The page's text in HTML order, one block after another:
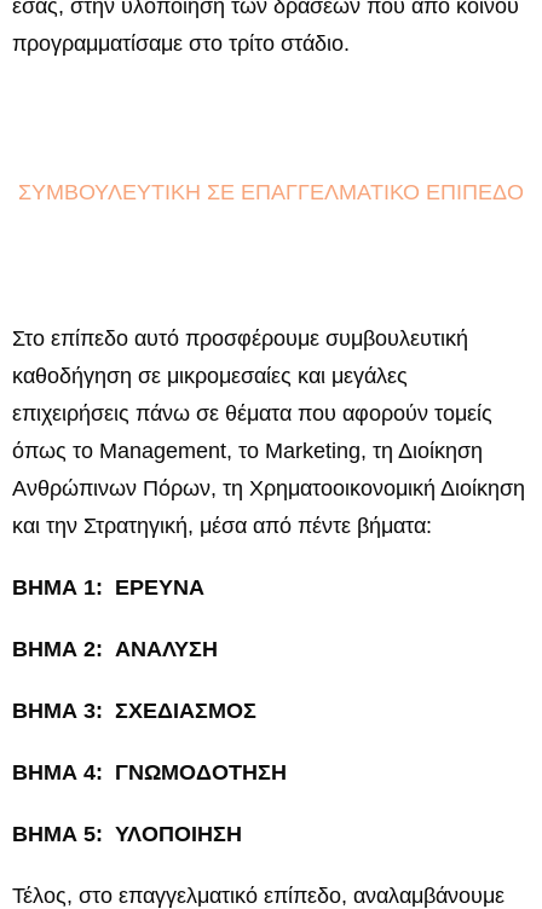
εσάς, στην υλοποίηση των δράσεων που από κοινού
προγραμματίσαμε στο τρίτο στάδιο.
ΣΥΜΒΟΥΛΕΥΤΙΚΗ ΣΕ ΕΠΑΓΓΕΛΜΑΤΙΚΟ ΕΠΙΠΕΔΟ
Στο επίπεδο αυτό προσφέρουμε συμβουλευτική
καθοδήγηση σε μικρομεσαίες και μεγάλες
επιχειρήσεις πάνω σε θέματα που αφορούν τομείς
όπως το Management, το Marketing, τη Διοίκηση
Ανθρώπινων Πόρων, τη Χρηματοοικονομική Διοίκηση
και την Στρατηγική, μέσα από πέντε βήματα:
ΒΗΜΑ 1: ΕΡΕΥΝΑ
ΒΗΜΑ 2: ΑΝΑΛΥΣΗ
ΒΗΜΑ 3: ΣΧΕΔΙΑΣΜΟΣ
ΒΗΜΑ 4: ΓΝΩΜΟΔΟΤΗΣΗ
ΒΗΜΑ 5: ΥΛΟΠΟΙΗΣΗ
Τέλος, στο επαγγελματικό επίπεδο, αναλαμβάνουμε